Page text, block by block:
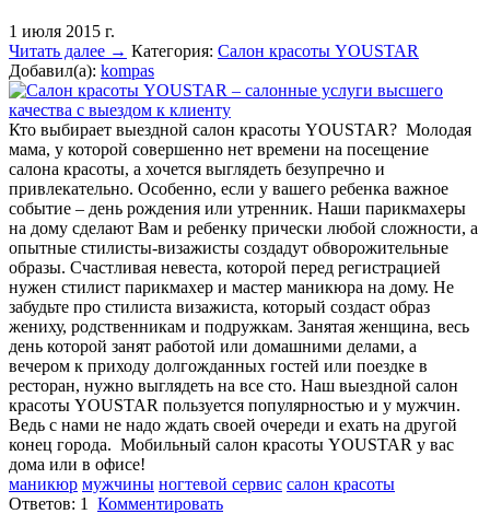
1 июля 2015 г.
Читать далее → Категория: Салон красоты YOUSTAR
Добавил(а): kompas
Кто выбирает выездной салон красоты YOUSTAR? Молодая
мама, у которой совершенно нет времени на посещение
салона красоты, а хочется выглядеть безупречно и
привлекательно. Особенно, если у вашего ребенка важное
событие – день рождения или утренник. Наши парикмахеры
на дому сделают Вам и ребенку прически любой сложности, а
опытные стилисты-визажисты создадут обворожительные
образы. Счастливая невеста, которой перед регистрацией
нужен стилист парикмахер и мастер маникюра на дому. Не
забудьте про стилиста визажиста, который создаст образ
жениху, родственникам и подружкам. Занятая женщина, весь
день которой занят работой или домашними делами, а
вечером к приходу долгожданных гостей или поездке в
ресторан, нужно выглядеть на все сто. Наш выездной салон
красоты YOUSTAR пользуется популярностью и у мужчин.
Ведь с нами не надо ждать своей очереди и ехать на другой
конец города. Мобильный салон красоты YOUSTAR у вас
дома или в офисе!
маникюр мужчины ногтевой сервис салон красоты
Ответов: 1 Комментировать